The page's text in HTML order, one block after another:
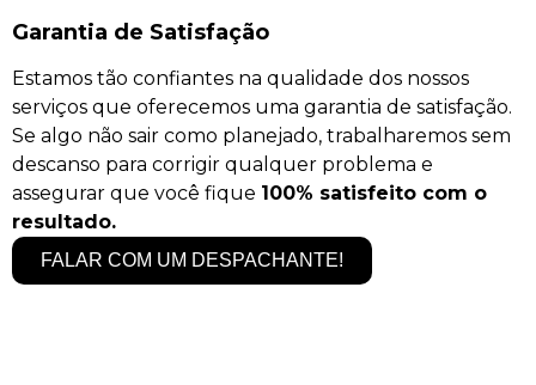
Garantia de Satisfação
Estamos tão confiantes na qualidade dos nossos
serviços que oferecemos uma garantia de satisfação.
Se algo não sair como planejado, trabalharemos sem
descanso para corrigir qualquer problema e
assegurar que você fique 100% satisfeito com o
resultado.
FALAR COM UM DESPACHANTE!